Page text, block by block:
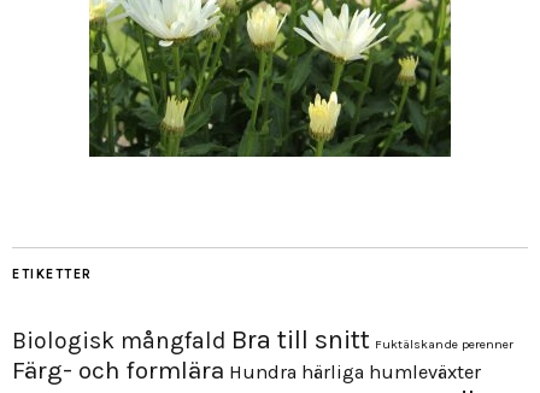
ETIKETTER
Biologisk mångfald Bra till snitt Fuktälskande perenner
Färg- och formlära Hundra härliga humleväxter